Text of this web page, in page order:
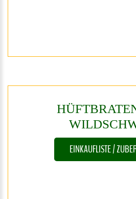
EINKAUFLISTE /